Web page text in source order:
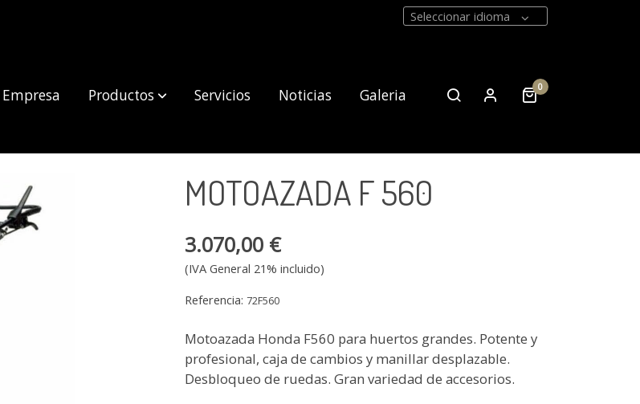
Seleccionar idioma
Empresa Productos Servicios Noticias Galeria
Contacto
0
MOTOAZADA F 560
3.070,00 €
(IVA General 21% incluido)
Referencia: 72F560
Motoazada Honda F560 para huertos grandes. Potente y
profesional, caja de cambios y manillar desplazable.
Desbloqueo de ruedas. Gran variedad de accesorios.